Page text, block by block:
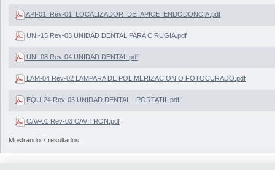
API-01_Rev-01_LOCALIZADOR_DE_APICE_ENDODONCIA.pdf
UNI-15 Rev-03 UNIDAD DENTAL PARA CIRUGIA.pdf
UNI-08 Rev-04 UNIDAD DENTAL.pdf
LAM-04 Rev-02 LAMPARA DE POLIMERIZACION O FOTOCURADO.pdf
EQU-24 Rev-03 UNIDAD DENTAL - PORTATIL.pdf
CAV-01 Rev-03 CAVITRON.pdf
Mostrando 7 resultados.